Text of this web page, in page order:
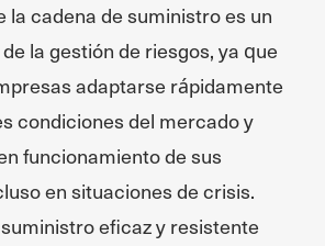
la cadena de suministro es un
la gestión de riesgos, ya que
adaptarse rápidamente
condiciones del mercado y
funcionamiento de sus
en situaciones de crisis.
eficaz y resistente